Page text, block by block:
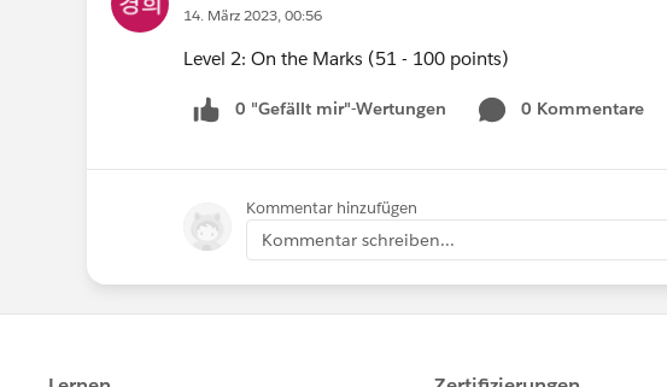
14. März 2023, 00:56
Level 2: On the Marks (51 - 100 points)
0 "Gefällt mir"-Wertungen 0 Kommentare
Kommentar hinzufügen
Kommentar schreiben...